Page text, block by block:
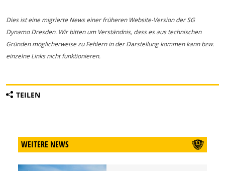
Dies ist eine migrierte News einer früheren Website-Version der SG
Dynamo Dresden. Wir bitten um Verständnis, dass es aus technischen
Gründen möglicherweise zu Fehlern in der Darstellung kommen kann bzw.
einzelne Links nicht funktionieren.
TEILEN
WEITERE NEWS